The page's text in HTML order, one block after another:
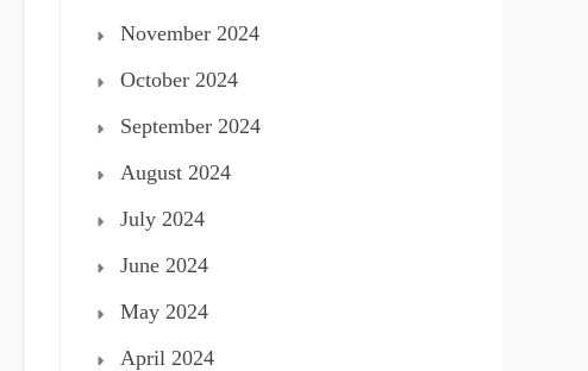
November 2024
October 2024
September 2024
August 2024
July 2024
June 2024
May 2024
April 2024